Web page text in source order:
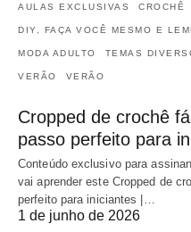
AULAS EXCLUSIVAS CROCHÊ
DIY, FAÇA VOCÊ MESMO E
MODA ADULTO TEMAS
VERÃO VERÃO
Cropped de crochê
passo perfeito para
Conteúdo exclusivo para
vai aprender este Cropped de
perfeito para iniciantes |…
1 de junho de 2026